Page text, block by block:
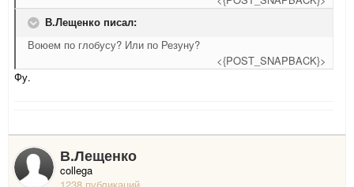
В.Лещенко писал:
Воюем по глобусу? Или по Резуну?
<{POST_SNAPBACK}>
Фу.
В.Лещенко
collega